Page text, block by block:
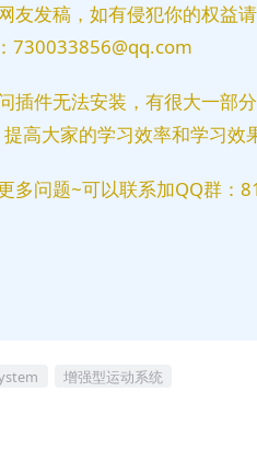
友发稿，如有侵犯你的权益
730033856@qq.com
插件无法安装，有很大一部
高大家的学习效率和学习效
多问题~可以联系加QQ群：
增强型运动系统